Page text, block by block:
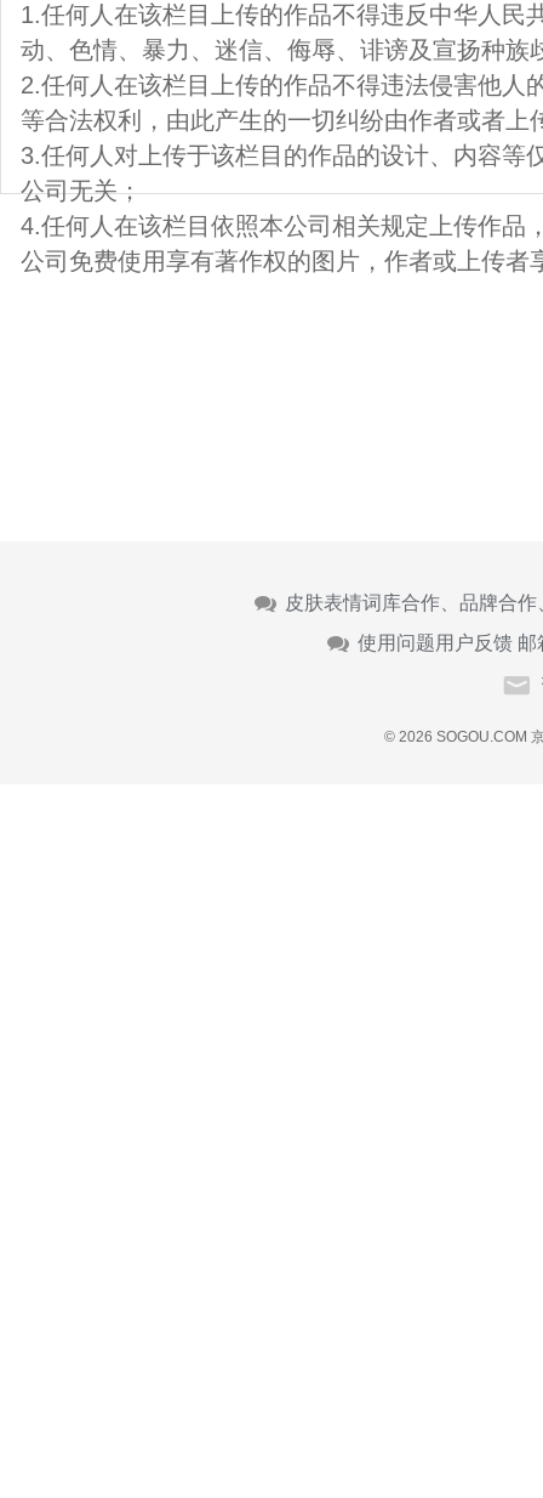
1.任何人在该栏目上传的作品不得违反中华人民
动、色情、暴力、迷信、侮辱、诽谤及宣扬种族
2.任何人在该栏目上传的作品不得违法侵害他人
等合法权利，由此产生的一切纠纷由作者或者上
3.任何人对上传于该栏目的作品的设计、内容等
公司无关；
4.任何人在该栏目依照本公司相关规定上传作品
公司免费使用享有著作权的图片，作者或上传者
皮肤表情词库合作、品牌合
使用问题用户反馈 邮
© 2026 SOGOU.COM